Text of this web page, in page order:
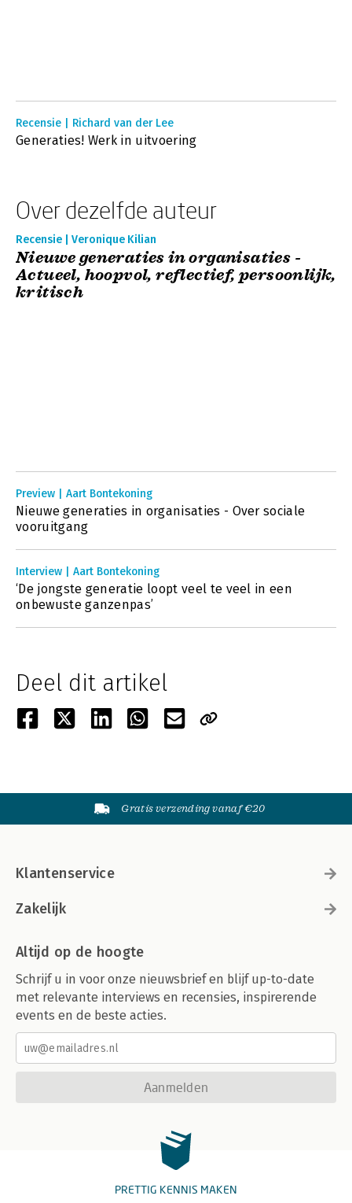
Recensie | Richard van der Lee
Generaties! Werk in uitvoering
Over dezelfde auteur
Recensie | Veronique Kilian
Nieuwe generaties in organisaties -
Actueel, hoopvol, reflectief, persoonlijk,
kritisch
Preview | Aart Bontekoning
Nieuwe generaties in organisaties - Over sociale
vooruitgang
Interview | Aart Bontekoning
‘De jongste generatie loopt veel te veel in een
onbewuste ganzenpas’
Deel dit artikel
Gratis verzending vanaf €20
Klantenservice
Zakelijk
Altijd op de hoogte
Schrijf u in voor onze nieuwsbrief en blijf up-to-date
met relevante interviews en recensies, inspirerende
events en de beste acties.
Aanmelden
PRETTIG KENNIS MAKEN